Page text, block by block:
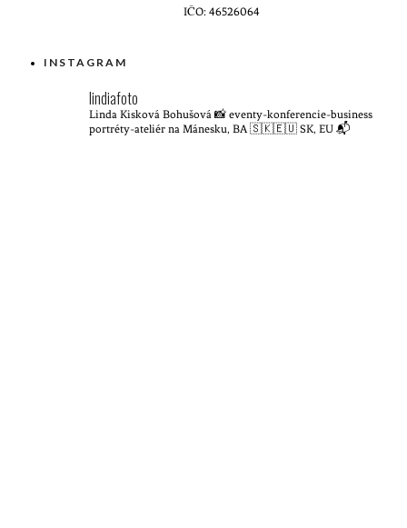
IČO: 46526064
INSTAGRAM
lindiafoto
Linda Kisková Bohušová 📸 eventy-konferencie-business
portréty-ateliér na Mánesku, BA 🇸🇰🇪🇺 SK, EU 📬